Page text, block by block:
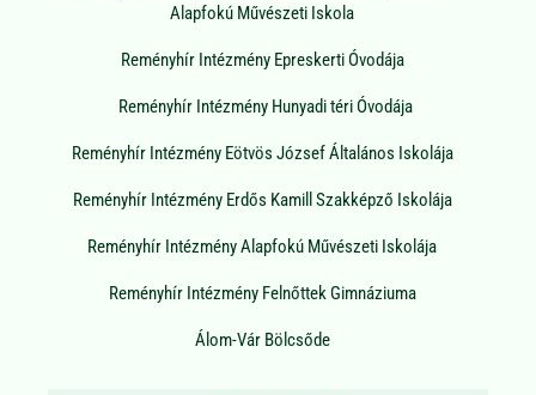
Alapfokú Művészeti Iskola
Reményhír Intézmény Epreskerti Óvodája
Reményhír Intézmény Hunyadi téri Óvodája
Reményhír Intézmény Eötvös József Általános Iskolája
Reményhír Intézmény Erdős Kamill Szakképző Iskolája
Reményhír Intézmény Alapfokú Művészeti Iskolája
Reményhír Intézmény Felnőttek Gimnáziuma
Álom-Vár Bölcsőde